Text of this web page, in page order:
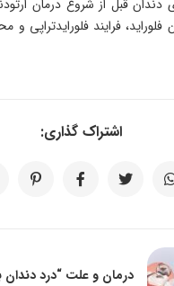
دندان قبل از شروع درمان
فرایند فلورایدتراپی و
اشتراک گذاری:
درمان و علت “درد دندان